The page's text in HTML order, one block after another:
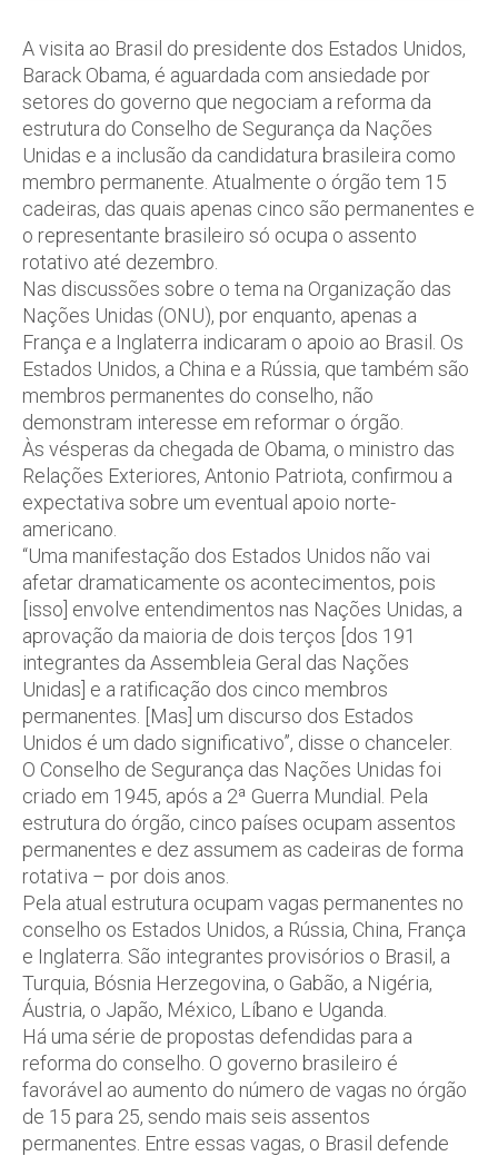
A visita ao Brasil do presidente dos Estados Unidos,
Barack Obama, é aguardada com ansiedade por
setores do governo que negociam a reforma da
estrutura do Conselho de Segurança da Nações
Unidas e a inclusão da candidatura brasileira como
membro permanente. Atualmente o órgão tem 15
cadeiras, das quais apenas cinco são permanentes e
o representante brasileiro só ocupa o assento
rotativo até dezembro.
Nas discussões sobre o tema na Organização das
Nações Unidas (ONU), por enquanto, apenas a
França e a Inglaterra indicaram o apoio ao Brasil. Os
Estados Unidos, a China e a Rússia, que também são
membros permanentes do conselho, não
demonstram interesse em reformar o órgão.
Às vésperas da chegada de Obama, o ministro das
Relações Exteriores, Antonio Patriota, confirmou a
expectativa sobre um eventual apoio norte-
americano.
“Uma manifestação dos Estados Unidos não vai
afetar dramaticamente os acontecimentos, pois
[isso] envolve entendimentos nas Nações Unidas, a
aprovação da maioria de dois terços [dos 191
integrantes da Assembleia Geral das Nações
Unidas] e a ratificação dos cinco membros
permanentes. [Mas] um discurso dos Estados
Unidos é um dado significativo”, disse o chanceler.
O Conselho de Segurança das Nações Unidas foi
criado em 1945, após a 2ª Guerra Mundial. Pela
estrutura do órgão, cinco países ocupam assentos
permanentes e dez assumem as cadeiras de forma
rotativa – por dois anos.
Pela atual estrutura ocupam vagas permanentes no
conselho os Estados Unidos, a Rússia, China, França
e Inglaterra. São integrantes provisórios o Brasil, a
Turquia, Bósnia Herzegovina, o Gabão, a Nigéria,
Áustria, o Japão, México, Líbano e Uganda.
Há uma série de propostas defendidas para a
reforma do conselho. O governo brasileiro é
favorável ao aumento do número de vagas no órgão
de 15 para 25, sendo mais seis assentos
permanentes. Entre essas vagas, o Brasil defende